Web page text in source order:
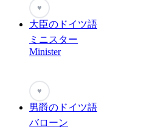
♥
大臣のドイツ語
ミニスター
Minister
♥
男爵のドイツ語
バローン